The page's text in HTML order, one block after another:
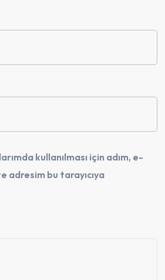
kullanılması için adım, e-
adresim bu tarayıcıya